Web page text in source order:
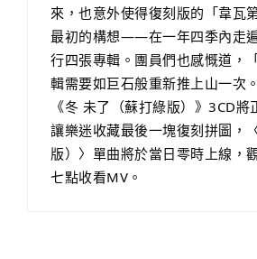
來，也意外使得復刻版的「韋瓦
最初的構想——在一年四季內走
行四張專輯。團員們也感慨道，
輯需要如巨石般重新推上山一次
《冬 未了（蘇打綠版）》3CD將
讓樂迷收藏最後一塊復刻拼圖，
版）〉單曲將於當日零時上線，
七點收看MV。